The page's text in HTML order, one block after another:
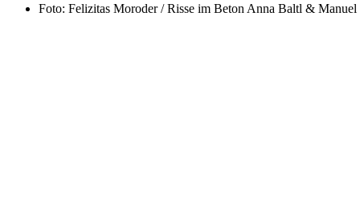
Foto: Felizitas Moroder / Risse im Beton Anna Baltl & Manuel